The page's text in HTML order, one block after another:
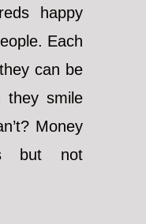
happy
Each
can be
they smile
Money
but not